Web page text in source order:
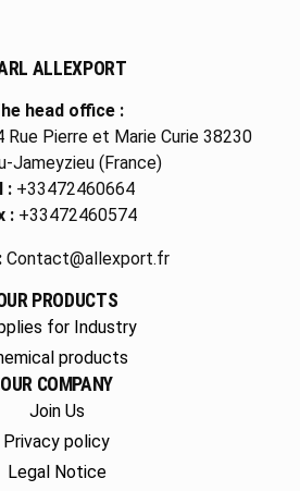
ALLEXPORT
head office :
Rue Pierre et Marie Curie 38230
Jameyzieu (France)
: +33472460664
:+33472460574
Contact@allexport.fr
PRODUCTS
for Industry
products
OUR COMPANY
Join Us
Privacy policy
Legal Notice